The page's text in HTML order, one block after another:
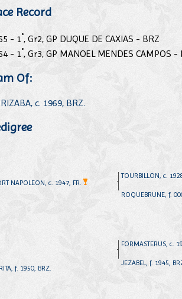
Record
- 1°, Gr2, GP DUQUE DE CAXIAS - BRZ
- 1°, Gr3, GP MANOEL MENDES CAMPOS -
Of:
c. 1969, BRZ.
NAPOLEON, c. 1947, FR.
f. 1950, BRZ.
TOURBILLON, c.
ROQUEBRUNE, f.
FORMASTERUS, c.
JEZABEL, f. 1945,